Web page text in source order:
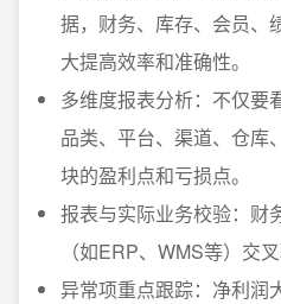
据，财务、库存、会员、
大提高效率和准确性。
多维度报表分析：不仅要
品类、平台、渠道、仓库
块的盈利点和亏损点。
报表与实际业务校验：财
（如ERP、WMS等）交
异常项重点跟踪：净利润